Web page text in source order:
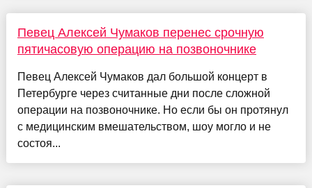
Певец Алексей Чумаков перенес срочную
пятичасовую операцию на позвоночнике
Певец Алексей Чумаков дал большой концерт в
Петербурге через считанные дни после сложной
операции на позвоночнике. Но если бы он протянул
с медицинским вмешательством, шоу могло и не
состоя...